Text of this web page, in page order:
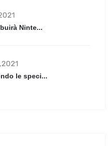
Ninte...
le speci...